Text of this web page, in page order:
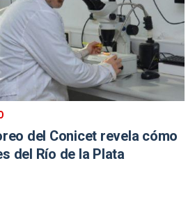
del Conicet revela cómo
del Río de la Plata